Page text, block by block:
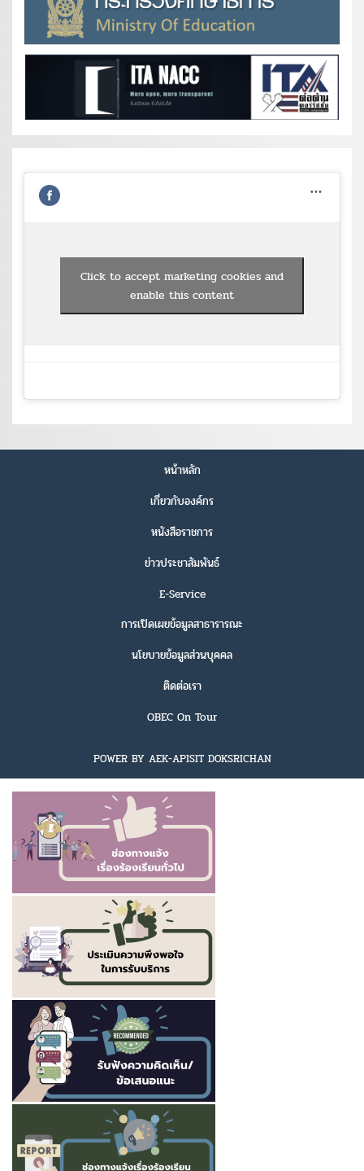
Click to accept marketing cookies and
enable this content
หน้าหลัก
เกี่ยวกับองค์กร
หนังสือราชการ
ข่าวประชาสัมพันธ์
E-Service
การเปิดเผยข้อมูลสาธารารณะ
นโยบายข้อมูลส่วนบุคคล
ติดต่อเรา
OBEC On Tour
POWER BY AEK-APISIT DOKSRICHAN